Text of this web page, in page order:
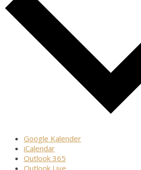
Google Kalender
iCalendar
Outlook 365